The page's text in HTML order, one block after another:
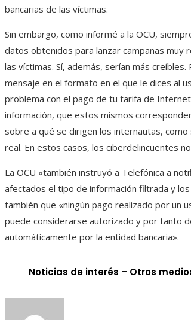
bancarias de las víctimas.
Sin embargo, como informé a la OCU,
datos obtenidos para lanzar campañas muy
las víctimas. Sí, además, serían más
mensaje en el formato en el que le dices al
problema con el pago de tu tarifa de
información, que estos mismos
sobre a qué se dirigen los internautas,
real. En estos casos, los ciberdelincuentes no
La OCU «también instruyó a Telefónica a
afectados el tipo de información filtrada y
también que «ningún pago realizado por un
puede considerarse autorizado y por tanto
automáticamente por la entidad bancaria».
Noticias de interés – Otros